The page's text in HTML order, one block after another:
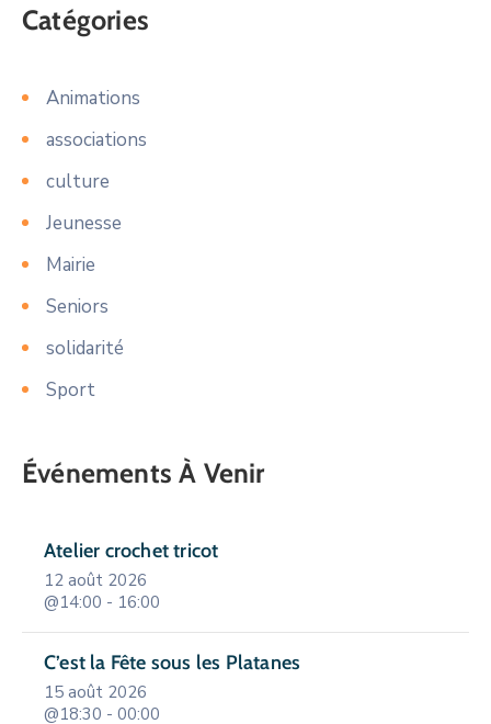
Catégories
Animations
associations
culture
Jeunesse
Mairie
Seniors
solidarité
Sport
Événements À Venir
Atelier crochet tricot
12 août 2026
@14:00 - 16:00
C’est la Fête sous les Platanes
15 août 2026
@18:30 - 00:00